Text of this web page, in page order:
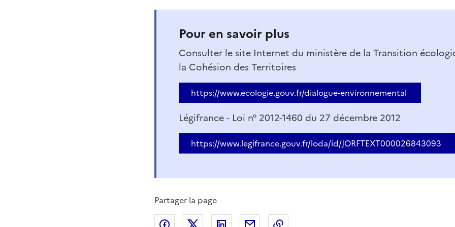
Pour en savoir plus
Consulter le site Internet du ministère de la Transition
la Cohésion des Territoires
https://www.ecologie.gouv.fr/dialogue-environnemental
Légifrance - Loi n° 2012-1460 du 27 décembre 2012
https://www.legifrance.gouv.fr/loda/id/JORFTEXT000026843093
Partager la page
Partager sur Facebook
Partager sur XPartager sur LinkedIn
Partager par email